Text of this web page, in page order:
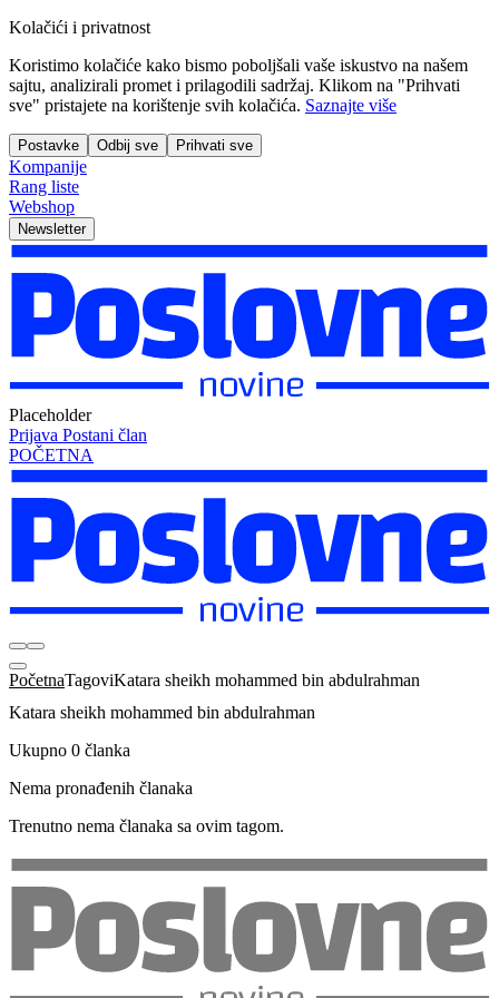
Kolačići i privatnost
Koristimo kolačiće kako bismo poboljšali vaše iskustvo na našem
sajtu, analizirali promet i prilagodili sadržaj. Klikom na "Prihvati
sve" pristajete na korištenje svih kolačića. Saznajte više
Postavke Odbij sve Prihvati sve
Kompanije
Rang liste
Webshop
Newsletter
Placeholder
Prijava Postani član
POČETNA
PočetnaTagoviKatara sheikh mohammed bin abdulrahman
Katara sheikh mohammed bin abdulrahman
Ukupno 0 članka
Nema pronađenih članaka
Trenutno nema članaka sa ovim tagom.